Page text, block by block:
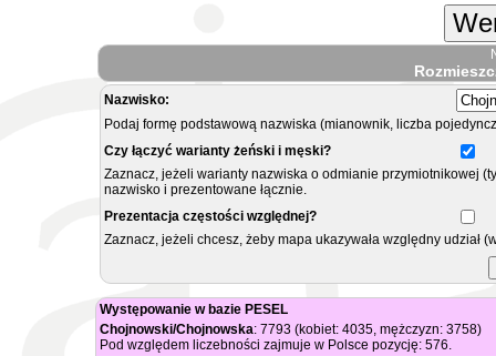
Nazwisko:
Podaj formę podstawową nazwiska (mianownik, liczba
Czy łączyć warianty żeński i męski?
Zaznacz, jeżeli warianty nazwiska o odmianie przymiotnikowej
nazwisko i prezentowane łącznie.
Prezentacja częstości względnej?
Zaznacz, jeżeli chcesz, żeby mapa ukazywała względny
Występowanie w bazie PESEL
Chojnowski/Chojnowska: 7793 (kobiet: 4035, mężczyzn: 3758)
Pod względem liczebności zajmuje w Polsce pozycję: 576.